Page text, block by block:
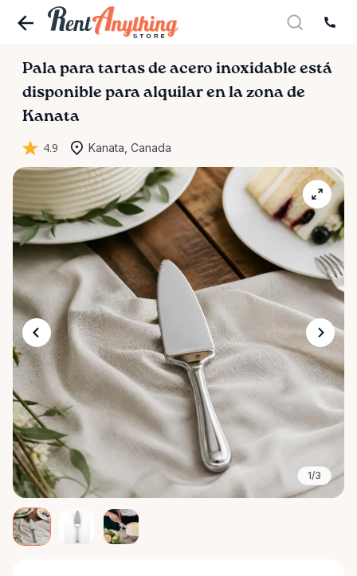
Pala para tartas de acero inoxidable está
disponible para alquilar en la zona de
Kanata
4.9 Kanata, Canada
1/3